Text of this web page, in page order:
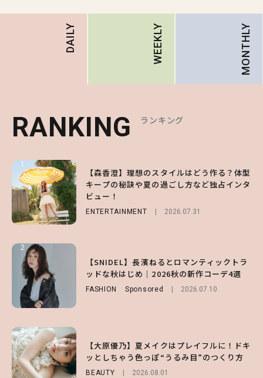
DAILY WEEKLY MONTHLY
RANKING ランキング
1
【森香澄】理想のスタイルはどう作る？体型
キープの秘訣や夏の過ごし方など独占インタ
ビュー！
ENTERTAINMENT 2026.07.31
2
【SNIDEL】長濱ねるとロマンティックトラ
ッドな秋はじめ｜2026秋の新作コーデ4選
FASHION Sponsored 2026.07.10
3
【大原優乃】夏メイクはプレイフルに！ドキ
ッとしちゃう色っぽ“うるみ目”のつくり方
BEAUTY 2026.08.01
RANKING ランキング
1
【ハローキティ】がスシローと初コラボ♡
第1弾の気になるメニュー＆限定グッズを総
チェック！
LIFESTYLE 2026.07.31
2
【齋藤飛鳥】人生初のロブに！「意外としっ
くりくるし、すごく新鮮で心地いい」ヘアカ
ットの様子を独占でお届け♡
ENTERTAINMENT 2026.07.30
3
【スタバ】約160通りのカスタマイズができ
る⁉ 39店舗限定『My フルーツ³ フラペチー
ノ®』を徹底レポ♡
RANKING ランキング
1
【SNIDEL】長濱ねるとロマンティックトラ
ッドな秋はじめ｜2026秋の新作コーデ4選
2
【付録】総柄ハローキティが可愛すぎ♡ 紀
ノ国屋コラボの“優秀保冷バッグ”は夏の強
い味方！【オトナミューズ9月号増刊】
3
【谷まりあ】夏は“シアースカート”でさり
げなく肌見せ！透け感のニュアンスを楽しめ
るマストハブアイテム4選